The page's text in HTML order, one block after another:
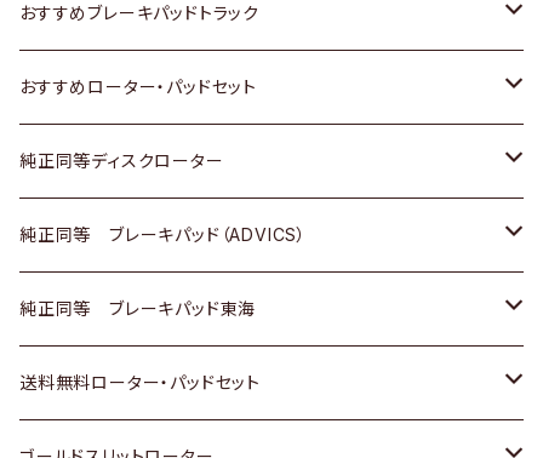
いすゞ
ダイハツ
マツダ
三菱
スバル
日野
日産
いすゞ
ダイハツ
マツダ
三菱
日野
日産
いすゞ
ダイハツ
三菱
日野
三菱ふそう
ホンダ
スズキ
日産
ダイハツ
マツダ
三菱
トヨタ
ホンダ
スズキ
日産
いすゞ
ダイハツ
おすすめブレーキパッドトラック
トヨタ
日産
いすゞ
ダイハツ
マツダ
おすすめローター・パッドセット
トヨタ
ホンダ
スズキ
日産
純正同等ディスクローター
トヨタ
ホンダ
スズキ
純正同等 ブレーキパッド（ADVICS）
トヨタ
ホンダ
純正同等 ブレーキパッド東海
トヨタ
送料無料ローター・パッドセット